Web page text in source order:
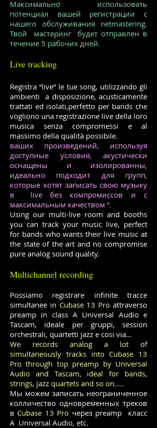
Максимально использовать
потенциал вашей регистрации с
нашего обслуживания netmastering.
Твой мастеринг будет отправлен в
течение 5 рабочих дней.
Live tracking
Registra “live” le tue song, utilizzando gli
ambienti a disposizione, acusticamente
trattati ed isolati,perfetto per bands che
vogliono una registrazione live della loro
musica senza compromessi e al
massimo della qualità possibile.
ваших произведений, используя
доступные условия, акустически
оснащены и изолированны,
идеально подходит для групп,
которые хотят записать свою музыку
в live без компромиссов и с
максимальным качеством “.
Using our multi-live room and booths
you can track your music live, perfect
for bands who wants their live music at
the state of the art and no compromise
pure analog sound quality.
Multichannel recording
Possiamo registrare infinite tracce
simultanee in Cubase 13 Pro attraverso
preamp in class A Universal Audio e
Tascam, ideale per gruppi, session
orchestrali, quartetti jazz e cosi via…
We records analog a lot of
simultaneously tracks into Cubase 13
Pro through top preamp by Universal
Audio and Tascam, ideal for bands,
strings, jazz quartets and so on…..
Мы можем записать неограниченное
колличество одновременных треков
в Cubase 13 Pro через preamp класс
A Universal Audio, etc.